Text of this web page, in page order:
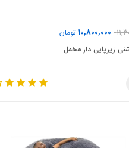
10,800,000 تومان
زیرپایی دار مخمل